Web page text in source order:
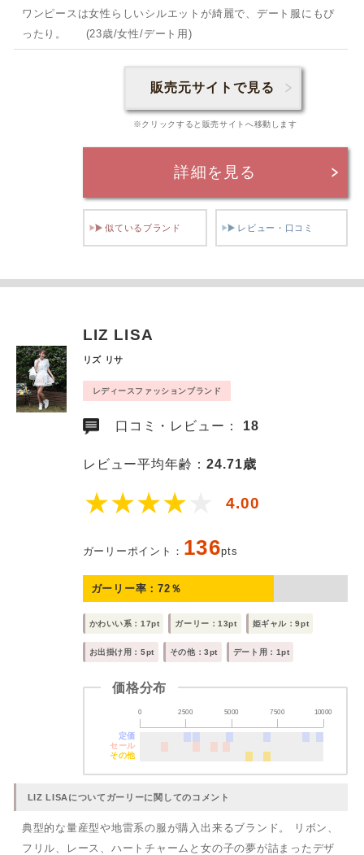
ワンピースは女性らしいシルエットが綺麗で、デート服にもぴ
ったり。 (23歳/女性/デート用)
販売元サイトで見る
※クリックすると販売サイトへ移動します
詳細を見る
似ているブランド レビュー・口コミ
LIZ LISA
リズ リサ
レディースファッションブランド
口コミ・レビュー： 18
レビュー平均年齢：24.71歳
4.00
ガーリーポイント： 136pts
ガーリー率：72 ％
かわいい系：17pt ガーリー：13pt 姫ギャル：9pt
お出掛け用：5pt その他：3pt デート用：1pt
価格分布
0 2500 5000 7500 10000
定価
セール
その他
LIZ LISAについてガーリーに関してのコメント
典型的な量産型や地雷系の服が購入出来るブランド。 リボン、
フリル、レース、ハートチャームと女の子の夢が詰まったデザ